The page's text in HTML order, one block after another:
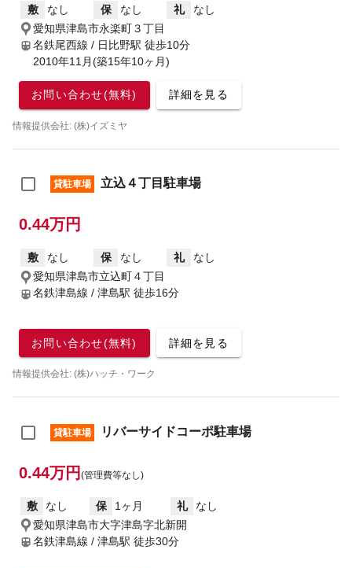
敷 なし 保 なし 礼
なし
愛知県津島市永楽町３丁目
名鉄尾西線 / 日比野駅 徒歩10分
2010年11月(築15年10ヶ月)
お問い合わせ(無料) 詳細を見る
情報提供会社: (株)イズミヤ
貸駐車場 立込４丁目駐車場
0.44万円
敷 なし 保 なし 礼
なし
愛知県津島市立込町４丁目
名鉄津島線 / 津島駅 徒歩16分
お問い合わせ(無料) 詳細を見る
情報提供会社: (株)ハッチ・ワーク
貸駐車場 リバーサイドコーポ駐車場
0.44万円 (管理費等なし)
敷 なし 保 1ヶ月 礼
なし
愛知県津島市大字津島字北新開
名鉄津島線 / 津島駅 徒歩30分